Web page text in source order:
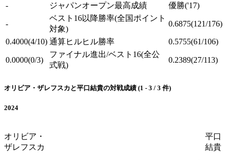
-
ジャパンオープン最高成績 優勝('17)
-
ベスト16以降勝率(全国ポイント
対象)
0.6875(121/176)
0.4000(4/10) 通算ヒルヒル勝率 0.5755(61/106)
0.0000(0/3)
ファイナル進出/ベスト16(全公
式戦)
0.2389(27/113)
オリビア・ザレフスカと平口結貴の対戦成績 (1 - 3 / 3 件)
2024
オリビア・
ザレフスカ
平口
結貴